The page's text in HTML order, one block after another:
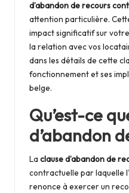
d
e
la
m
ai
s
o
n
d’abandon de recours
attention particulière.
impact significatif sur
la relation avec vos
dans les détails de cette
fonctionnement et ses
belge.
Qu’est-ce
d’abandon
La clause d’abandon de
contractuelle par laquelle
renonce à exercer un